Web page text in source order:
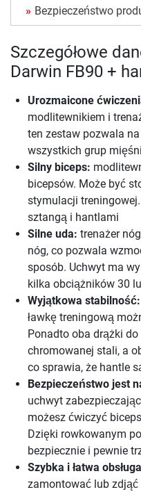
Bezpieczeństwo
Szczegółowe
Darwin FB90 +
Urozmaicone
modlitewnikiem i
ten zestaw pozwala
wszystkich grup mięśni
Silny biceps:
bicepsów. Może być
stymulacji
sztangą i hantlami
Silne uda: trenażer
nóg, co pozwala
sposób. Uchwyt ma
kilka obciążników 30
Wyjątkowa stabilność:
ławkę treningową
Ponadto oba drążki
chromowanej stali, a
co sprawia, że hantle
Bezpieczeństwo jest
uchwyt
możesz ćwiczyć
Dzięki rowkowanym
bezpiecznie i pewnie
Szybka i łatwa
zamontować lub zdjąć